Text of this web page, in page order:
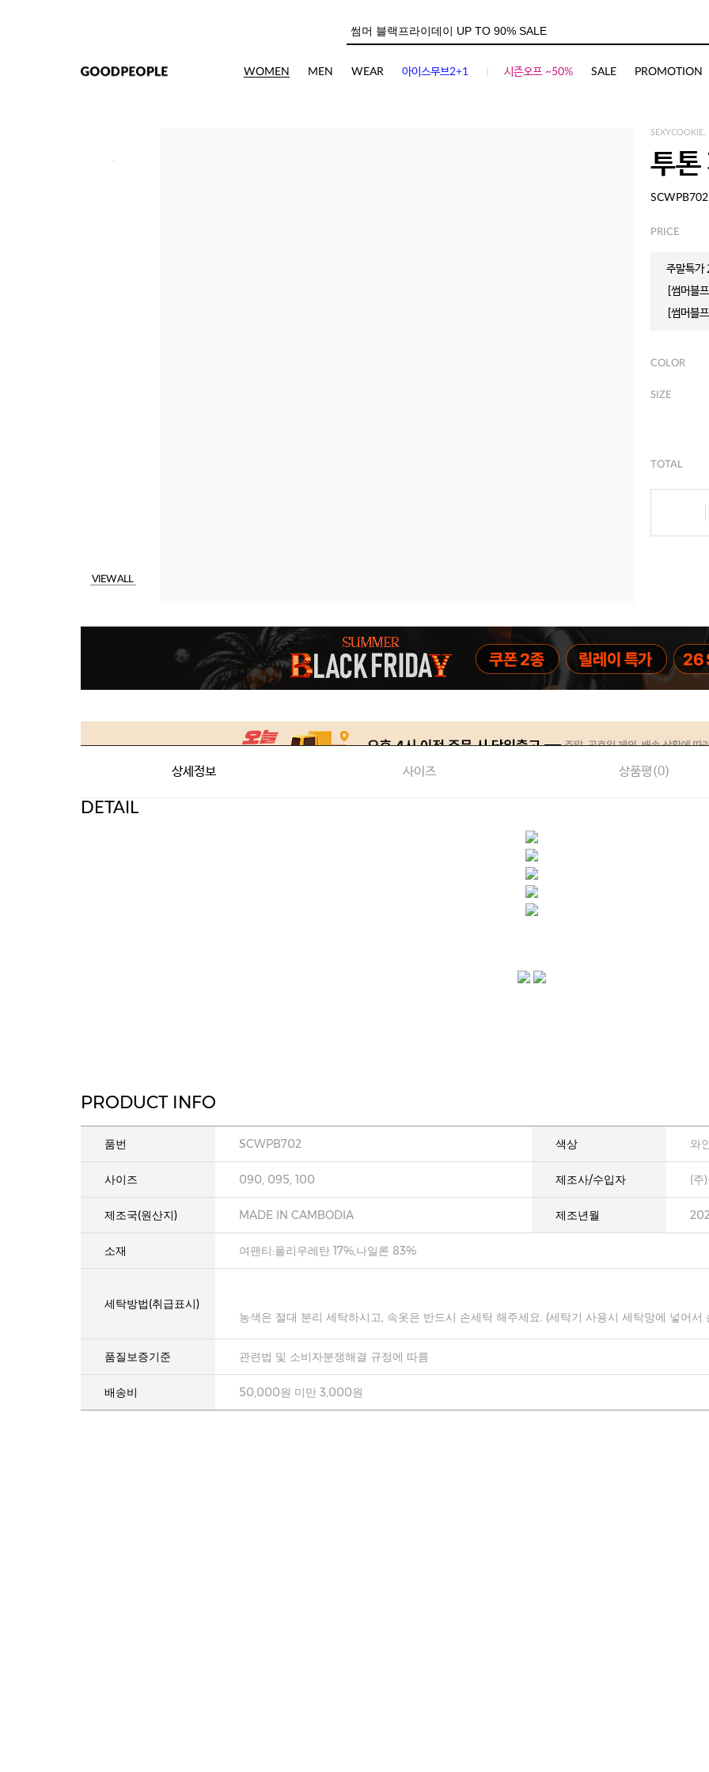
WOMEN MEN WEAR 아이스무브2+1 시즌오프 ~50% SALE PROMOTION
VIEW ALL
SEXYCOOKIE.
투톤
SCWPB702
PRICE
주말특
[썸머블
[썸머블
COLOR
SIZE
TOTAL
상세정보 사이즈 상품평(0)
DETAIL
PRODUCT INFO
품번 SCWPB702 색상 와
사이즈 090, 095, 100 제조사/수입자 (주
제조국(원산지) MADE IN CAMBODIA 제조년월
소재 여팬티:폴리우레탄 17%,나일론 83%
세탁방법(취급표시)
농색은 절대 분리 세탁하시고, 속옷은 반드시 손세탁 해주세요. (세탁기 사용시 세탁망에 넣어서
품질보증기준 관련법 및 소비자분쟁해결 규정에 따름
배송비 50,000원 미만 3,000원